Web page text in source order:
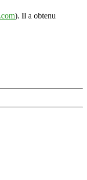
). Il a obtenu